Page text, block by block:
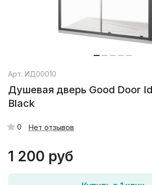
Арт. ИД00010
Душевая дверь Good Door
Black
0 Нет отзывов
1 200 руб